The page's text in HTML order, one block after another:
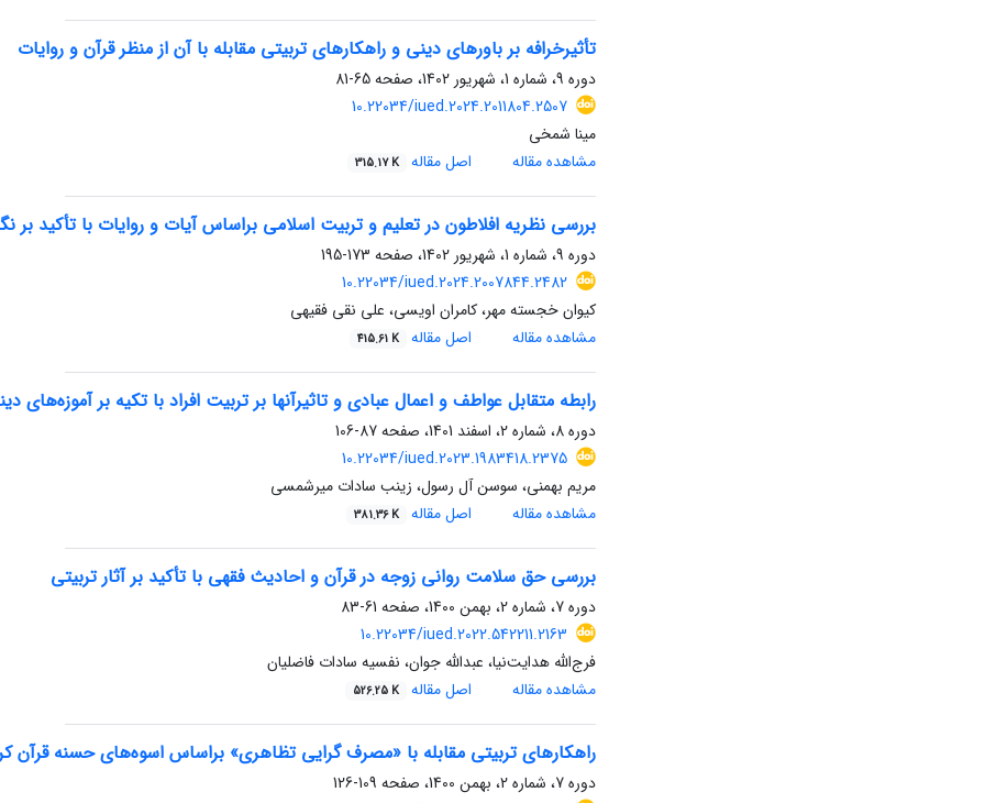
تأثیرخرافه بر باورهای دینی و راهکارهای تربیتی مقابله با آن از منظر قرآن و روایات
دوره 9، شماره 1، شهریور 1402، صفحه
65-81
10.22034/iued.2024.2011804.2507
مینا شمخی
مشاهده مقاله
اصل مقاله 315.17 K
بررسی نظریه افلاطون در تعلیم و تربیت اسلامی براساس آیات و روایات با تأکید بر
دوره 9، شماره 1، شهریور 1402، صفحه
173-195
10.22034/iued.2024.2007844.2482
کیوان خجسته مهر، کامران اویسی، علی نقی فقیهی
مشاهده مقاله
اصل مقاله 415.61 K
رابطه متقابل عواطف و اعمال عبادی و تاثیرآنها بر تربیت افراد با تکیه بر آموزه‌های
دوره 8، شماره 2، اسفند 1401، صفحه
87-106
10.22034/iued.2023.1983418.2375
مریم بهمنی، سوسن آل رسول، زینب سادات میرشمسی
مشاهده مقاله
اصل مقاله 381.36 K
بررسی حق سلامت روانی زوجه در قرآن و احادیث فقهی با تأکید بر آثار تربیتی
دوره 7، شماره 2، بهمن 1400، صفحه
61-83
10.22034/iued.2022.542211.2163
فرج‌الله هدایت‌نیا، عبدالله جوان، نفسیه سادات فاضلیان
مشاهده مقاله
اصل مقاله 526.25 K
راهکارهای تربیتی مقابله با «مصرف گرایی تظاهری» براساس اسوه‌های حسنه قرآن
دوره 7، شماره 2، بهمن 1400، صفحه
109-126